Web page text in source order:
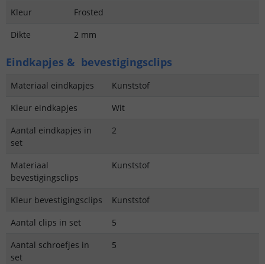
Kleur
Frosted
Dikte
2 mm
Eindkapjes & bevestigingsclips
Materiaal eindkapjes
Kunststof
Kleur eindkapjes
Wit
Aantal eindkapjes in
set
2
Materiaal
bevestigingsclips
Kunststof
Kleur bevestigingsclips
Kunststof
Aantal clips in set
5
Aantal schroefjes in
set
5